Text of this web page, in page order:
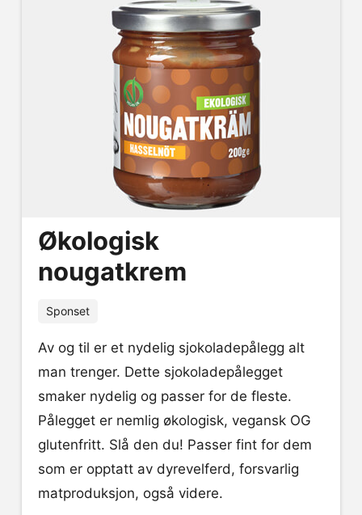
Økologisk
nougatkrem
Sponset
Av og til er et nydelig sjokoladepålegg alt
man trenger. Dette sjokoladepålegget
smaker nydelig og passer for de fleste.
Pålegget er nemlig økologisk, vegansk OG
glutenfritt. Slå den du! Passer fint for dem
som er opptatt av dyrevelferd, forsvarlig
matproduksjon, også videre.